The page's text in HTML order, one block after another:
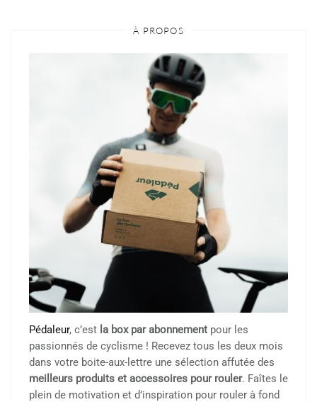
À PROPOS
Pédaleur, c’est la box par abonnement pour les
passionnés de cyclisme ! Recevez tous les deux mois
dans votre boite-aux-lettre une sélection affutée des
meilleurs produits et accessoires pour rouler. Faîtes le
plein de motivation et d’inspiration pour rouler à fond